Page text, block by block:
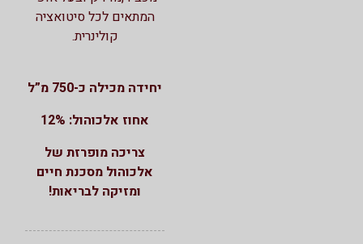
המתאים לכל סיטואציה
קולינרית.
יחידה מכילה כ-750 מ”ל
אחוז אלכוהול: 12%
צריכה מופרזת של
אלכוהול מסכנת חיים
ומזיקה לבריאות!